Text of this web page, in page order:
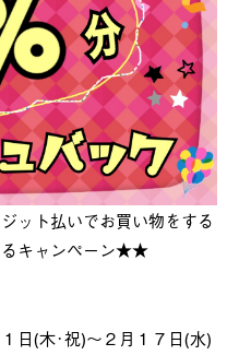
ット払いでお買い物をする
るキャンペーン★★
(木･祝)～２月１７日(水)